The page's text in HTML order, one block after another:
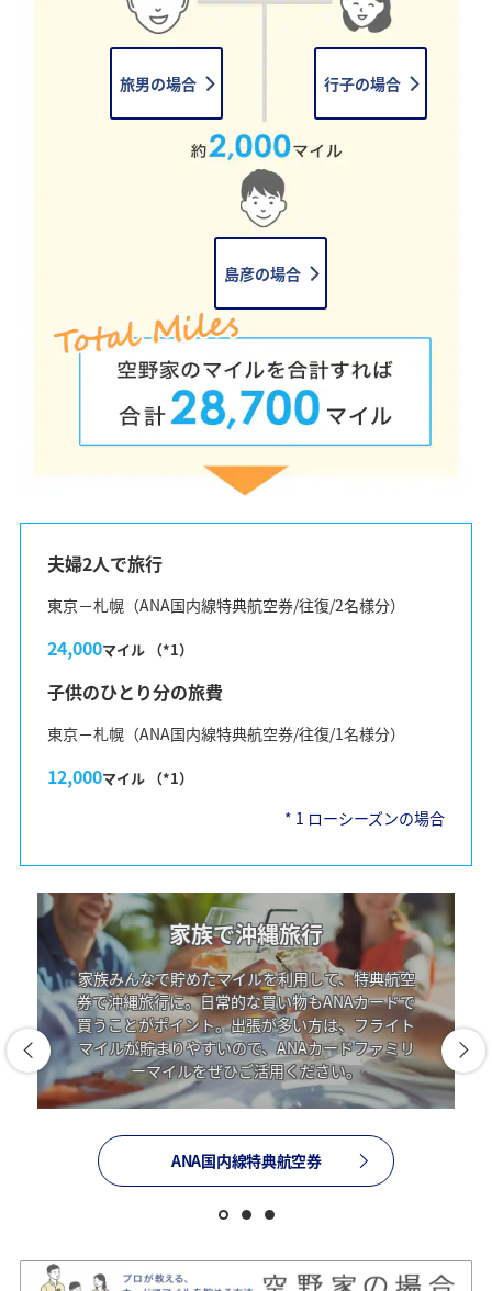
旅男の場合 行子の場合
島彦の場合
夫婦2人で旅行
東京－札幌（ANA国内線特典航空券/往復/2名様分）
24,000マイル （*1）
子供のひとり分の旅費
東京－札幌（ANA国内線特典航空券/往復/1名様分）
12,000マイル （*1）
* 1 ローシーズンの場合
家族で沖縄旅行
家族みんなで貯めたマイルを利用して、特典航空
券で沖縄旅行に。日常的な買い物もANAカードで
買うことがポイント。出張が多い方は、フライト
マイルが貯まりやすいので、ANAカードファミリ
ーマイルをぜひご活用ください。
ANA国内線特典航空券